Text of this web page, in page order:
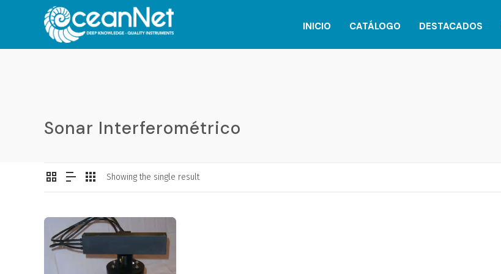
INICIO CATÁLOGO DESTACADOS
Sonar Interferométrico
Showing the single result